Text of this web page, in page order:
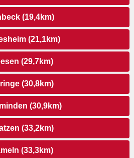
(19,4km)
(21,1km)
(29,7km)
(30,8km)
(30,9km)
(33,2km)
(33,3km)